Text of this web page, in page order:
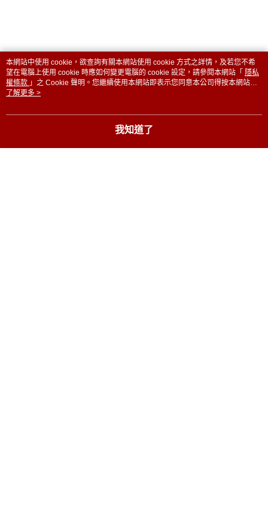
本網站中使用 cookie，欲查詢有關本網站使用 cookie 方式之詳情，及若您不希
望在電腦上使用 cookie 時應如何變更電腦的 cookie 設定，請參閱本網站「 隱私
權條款 」之 Cookie 聲明。您繼續使用本網站即表示您同意本公司得按本網站使
用條款之 Cookie 聲明使用 cookie。
了解更多 >
我知道了